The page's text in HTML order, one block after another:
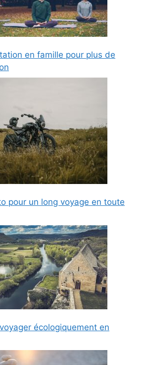
en famille pour plus de
pour un long voyage en toute
écologiquement en